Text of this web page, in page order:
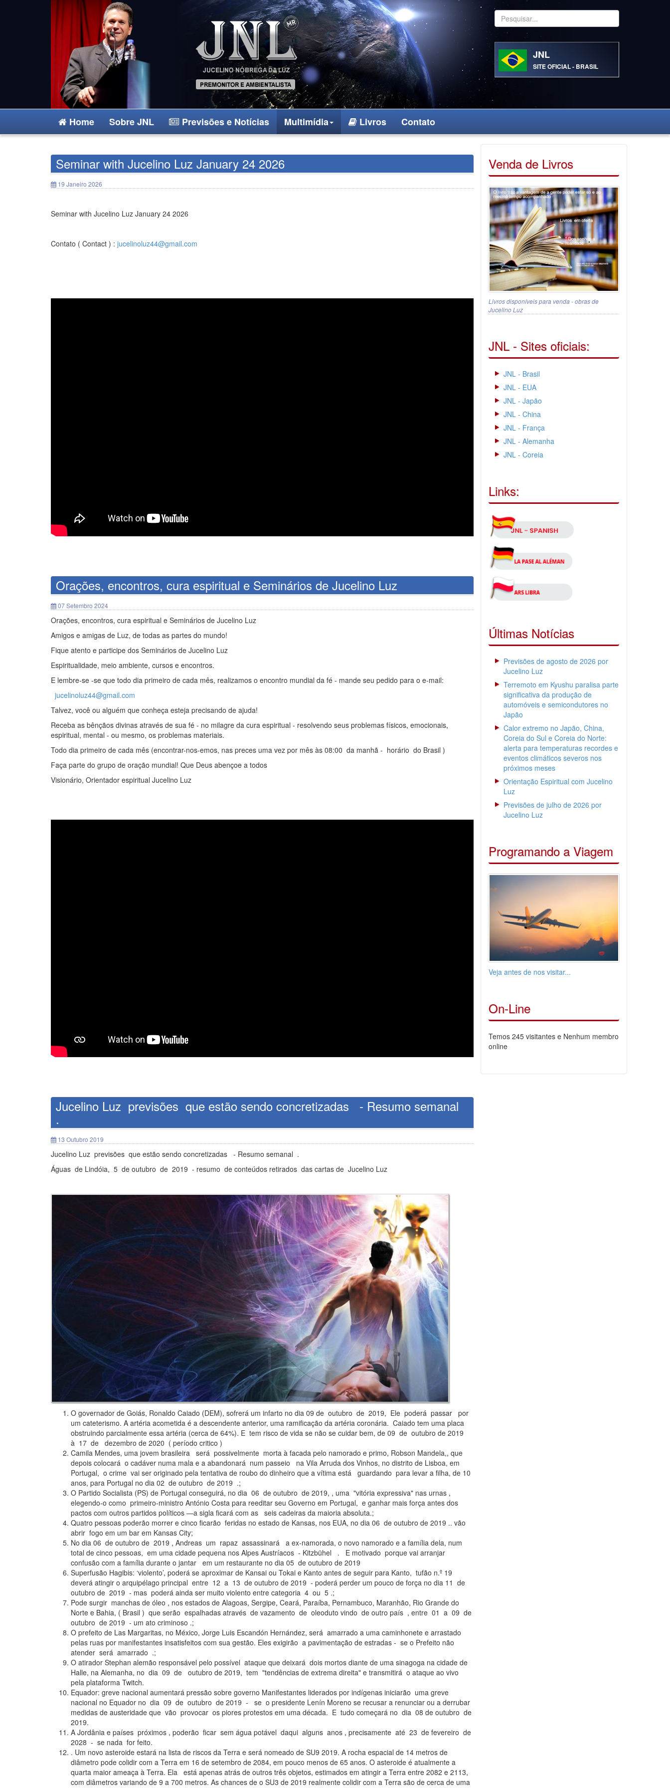
Pesquisar...
JNL
SITE OFICIAL - BRASIL
Home Sobre JNL Previsões e Notícias Multimídia Livros Contato
Seminar with Jucelino Luz January 24 2026
19 Janeiro 2026
Seminar with Jucelino Luz January 24 2026
Contato ( Contact ) : jucelinoluz44@gmail.com
Orações, encontros, cura espiritual e Seminários de Jucelino Luz
07 Setembro 2024
Orações, encontros, cura espiritual e Seminários de Jucelino Luz
Amigos e amigas de Luz, de todas as partes do mundo!
Fique atento e participe dos Seminários de Jucelino Luz
Espiritualidade, meio ambiente, cursos e encontros.
E lembre-se -se que todo dia primeiro de cada mês, realizamos o encontro mundial da fé - mande seu pedido para o e-mail:
jucelinoluz44@gmail.com
Talvez, você ou alguém que conheça esteja precisando de ajuda!
Receba as bênçãos divinas através de sua fé - no milagre da cura espiritual - resolvendo seus problemas físicos, emocionais,
espiritual, mental - ou mesmo, os problemas materiais.
Todo dia primeiro de cada mês (encontrar-nos-emos, nas preces uma vez por mês às 08:00 da manhã - horário do Brasil )
Faça parte do grupo de oração mundial! Que Deus abençoe a todos
Visionário, Orientador espiritual Jucelino Luz
Jucelino Luz previsões que estão sendo concretizadas - Resumo semanal
.
13 Outubro 2019
Jucelino Luz previsões que estão sendo concretizadas - Resumo semanal .
Águas de Lindóia, 5 de outubro de 2019 - resumo de conteúdos retirados das cartas de Jucelino Luz
O governador de Goiás, Ronaldo Caiado (DEM), sofrerá um infarto no dia 09 de outubro de 2019, Ele poderá passar por
um cateterismo. A artéria acometida é a descendente anterior, uma ramificação da artéria coronária. Caiado tem uma placa
obstruindo parcialmente essa artéria (cerca de 64%). E tem risco de vida se não se cuidar bem, de 09 de outubro de 2019
à 17 de dezembro de 2020 ( período critico )
Camila Mendes, uma jovem brasileira será possivelmente morta à facada pelo namorado e primo, Robson Mandela,, que
depois colocará o cadáver numa mala e a abandonará num passeio na Vila Arruda dos Vinhos, no distrito de Lisboa, em
Portugal, o crime vai ser originado pela tentativa de roubo do dinheiro que a vítima está guardando para levar a filha, de 10
anos, para Portugal no dia 02 de outubro de 2019 .;
O Partido Socialista (PS) de Portugal conseguirá, no dia 06 de outubro de 2019, , uma "vitória expressiva" nas urnas ,
elegendo-o como primeiro-ministro António Costa para reeditar seu Governo em Portugal, e ganhar mais força antes dos
pactos com outros partidos políticos —a sigla ficará com as seis cadeiras da maioria absoluta.;
Quatro pessoas poderão morrer e cinco ficarão feridas no estado de Kansas, nos EUA, no dia 06 de outubro de 2019 .. vão
abrir fogo em um bar em Kansas City;
No dia 06 de outubro de 2019 , Andreas um rapaz assassinará a ex-namorada, o novo namorado e a família dela, num
total de cinco pessoas, em uma cidade pequena nos Alpes Austríacos - Kitzbühel . E motivado porque vai arranjar
confusão com a família durante o jantar em um restaurante no dia 05 de outubro de 2019
Superfusão Hagibis: ‘violento’, poderá se aproximar de Kansai ou Tokai e Kanto antes de seguir para Kanto, tufão n.º 19
deverá atingir o arquipélago principal entre 12 a 13 de outubro de 2019 - poderá perder um pouco de força no dia 11 de
outubro de 2019 - mas poderá ainda ser muito violento entre categoria 4 ou 5 .;
Pode surgir manchas de óleo , nos estados de Alagoas, Sergipe, Ceará, Paraíba, Pernambuco, Maranhão, Rio Grande do
Norte e Bahia, ( Brasil ) que serão espalhadas através de vazamento de oleoduto vindo de outro país , entre 01 a 09 de
outubro de 2019 - um ato criminoso .;
O prefeito de Las Margaritas, no México, Jorge Luis Escandón Hernández, será amarrado a uma caminhonete e arrastado
pelas ruas por manifestantes insatisfeitos com sua gestão. Eles exigirão a pavimentação de estradas - se o Prefeito não
atender será amarrado .;
O atirador Stephan alemão responsável pelo possível ataque que deixará dois mortos diante de uma sinagoga na cidade de
Halle, na Alemanha, no dia 09 de outubro de 2019, tem "tendências de extrema direita" e transmitirá o ataque ao vivo
pela plataforma Twitch.
Equador: greve nacional aumentará pressão sobre governo Manifestantes liderados por indígenas iniciarão uma greve
nacional no Equador no dia 09 de outubro de 2019 - se o presidente Lenín Moreno se recusar a renunciar ou a derrubar
medidas de austeridade que vão provocar os piores protestos em uma década. E tudo começará no dia 08 de outubro de
2019.
A Jordânia e países próximos , poderão ficar sem água potável daqui alguns anos , precisamente até 23 de fevereiro de
2028 - se nada for feito.
. Um novo asteroide estará na lista de riscos da Terra e será nomeado de SU9 2019. A rocha espacial de 14 metros de
diâmetro pode colidir com a Terra em 16 de setembro de 2084, em pouco menos de 65 anos. O asteroide é atualmente a
quarta maior ameaça à Terra. Ela está apenas atrás de outros três objetos, estimados em atingir a Terra entre 2082 e 2113,
com diâmetros variando de 9 a 700 metros. As chances de o SU3 de 2019 realmente colidir com a Terra são de cerca de uma
Venda de Livros
Livros disponíveis para venda - obras de
Jucelino Luz
JNL - Sites oficiais:
JNL - Brasil
JNL - EUA
JNL - Japão
JNL - China
JNL - França
JNL - Alemanha
JNL - Coreia
Links:
Últimas Notícias
Previsões de agosto de 2026 por
Jucelino Luz
Terremoto em Kyushu paralisa parte
significativa da produção de
automóveis e semicondutores no
Japão
Calor extremo no Japão, China,
Coreia do Sul e Coreia do Norte:
alerta para temperaturas recordes e
eventos climáticos severos nos
próximos meses
Orientação Espiritual com Jucelino
Luz
Previsões de julho de 2026 por
Jucelino Luz
Programando a Viagem
Veja antes de nos visitar...
On-Line
Temos 245 visitantes e Nenhum membro
online